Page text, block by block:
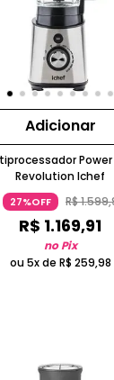
Adicionar
Revolution Ichef
27%OFF R$1.599,
R$ 1.169,91
no Pix
ou 5x de R$ 259,98